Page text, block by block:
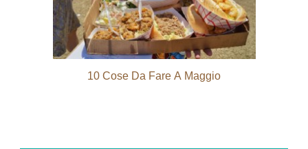
10 Cose Da Fare A Maggio